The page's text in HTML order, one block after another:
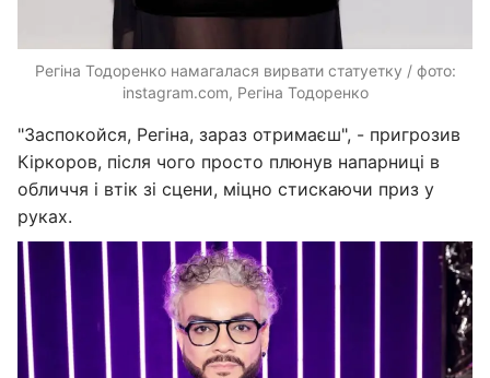
Регіна Тодоренко намагалася вирвати статуетку / фото:
instagram.com, Регіна Тодоренко
"Заспокойся, Регіна, зараз отримаєш", - пригрозив
Кіркоров, після чого просто плюнув напарниці в
обличчя і втік зі сцени, міцно стискаючи приз у
руках.